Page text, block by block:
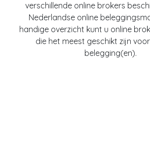
verschillende online brokers
Nederlandse online
handige overzicht kunt u online
die het meest geschikt zijn
belegging(en).